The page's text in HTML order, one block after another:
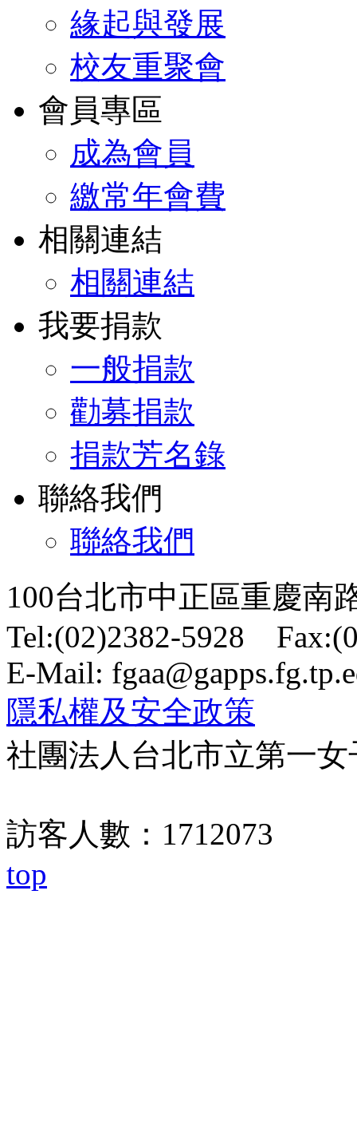
緣起與發展
校友重聚會
會員專區
成為會員
繳常年會費
相關連結
相關連結
我要捐款
一般捐款
勸募捐款
捐款芳名錄
聯絡我們
聯絡我們
100台北市中正區重慶南
Tel:(02)2382-5928
E-Mail:
隱私權及安全政策
社團法人台北市立第一
訪客人數：1712073
top